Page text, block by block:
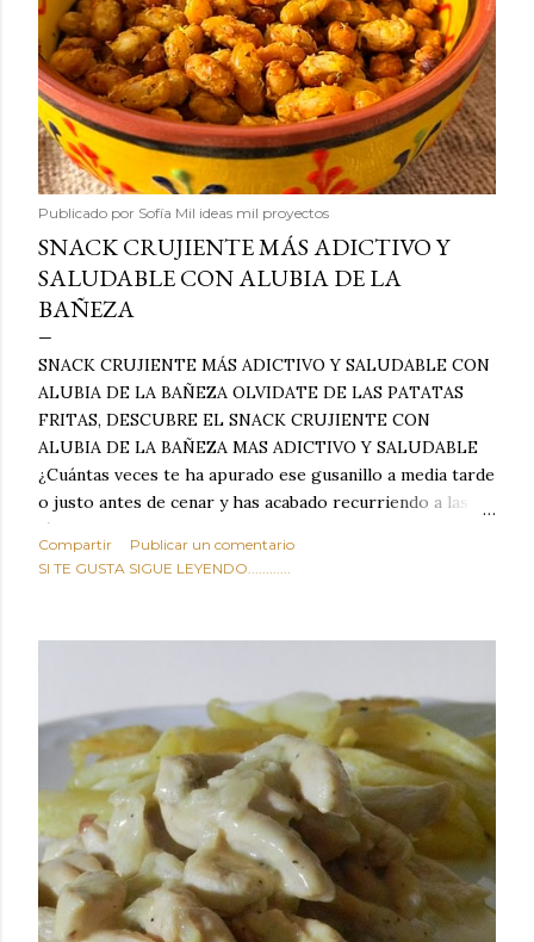
Publicado por Sofía Mil ideas mil proyectos
SNACK CRUJIENTE MÁS ADICTIVO Y
SALUDABLE CON ALUBIA DE LA
BAÑEZA
SNACK CRUJIENTE MÁS ADICTIVO Y SALUDABLE CON
ALUBIA DE LA BAÑEZA OLVIDATE DE LAS PATATAS
FRITAS, DESCUBRE EL SNACK CRUJIENTE CON
ALUBIA DE LA BAÑEZA MAS ADICTIVO Y SALUDABLE
¿Cuántas veces te ha apurado ese gusanillo a media tarde
o justo antes de cenar y has acabado recurriendo a las
típicas patatas de bolsa, frutos secos fritos o snacks
ultraprocesados llenos de grasas saturadas y sodio?
sabroso, con ese toque tostado y crujiente que tanto nos
por completo tu forma de ver las legumbres. Olvídate de
asociar las alubias únicamente a los guisos tradicionales y
copiosos de invierno. Con esta receta simple pero
revolucionaria, transformaremos un ingrediente tan
humilde como la alubia de La Bañeza en un snack ligero,
dorado, cargado de proteína y 100% natural. Es el
sustituto perfecto a los frutos se...
Compartir
Publicar un comentario
SI TE GUSTA SIGUE LEYENDO............